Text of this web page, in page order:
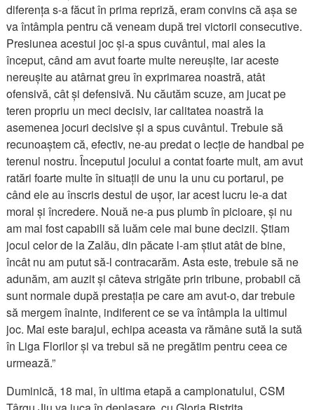
diferența s-a făcut în prima repriză, eram convins că așa se
va întâmpla pentru că veneam după trei victorii consecutive.
Presiunea acestui joc și-a spus cuvântul, mai ales la
început, când am avut foarte multe nereușite, iar aceste
nereușite au atârnat greu în exprimarea noastră, atât
ofensivă, cât și defensivă. Nu căutăm scuze, am jucat pe
teren propriu un meci decisiv, iar calitatea noastră la
asemenea jocuri decisive și a spus cuvântul. Trebuie să
recunoaștem că, efectiv, ne-au predat o lecție de handbal pe
terenul nostru. Începutul jocului a contat foarte mult, am avut
ratări foarte multe în situații de unu la unu cu portarul, pe
când ele au înscris destul de ușor, iar acest lucru le-a dat
moral și încredere. Nouă ne-a pus plumb în picioare, și nu
am mai fost capabili să luăm cele mai bune decizii. Știam
jocul celor de la Zalău, din păcate l-am știut atât de bine,
încât nu am putut să-l contracarăm. Asta este, trebuie să ne
adunăm, am auzit și câteva strigăte prin tribune, probabil că
sunt normale după prestația pe care am avut-o, dar trebuie
să mergem înainte, indiferent ce se va întâmpla la ultimul
joc. Mai este barajul, echipa aceasta va rămâne sută la sută
în Liga Florilor și va trebui să ne pregătim pentru ceea ce
urmează.”
Duminică, 18 mai, în ultima etapă a campionatului, CSM